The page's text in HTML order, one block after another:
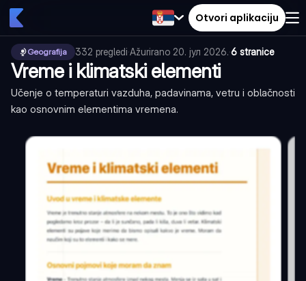
Otvori aplikaciju
Geografija 332 pregledi·Ažurirano 20. јул 2026.·6 stranice
Vreme i klimatski elementi
Učenje o temperaturi vazduha, padavinama, vetru i oblačnosti
kao osnovnim elementima vremena.